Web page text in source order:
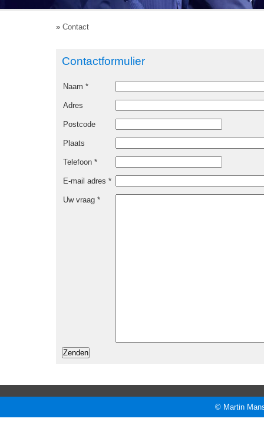
» Contact
Contactformulier
Naam *
Adres
Postcode
Plaats
Telefoon *
E-mail adres *
Uw vraag *
© Martin